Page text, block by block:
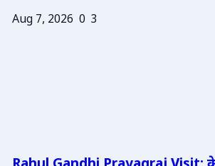
Aug 7, 2026 0 3